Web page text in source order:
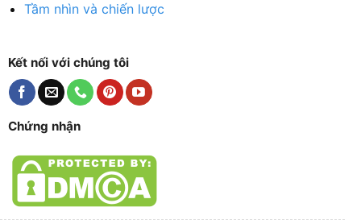
Tầm nhìn và chiến lược
Kết nối với chúng tôi
Chứng nhận